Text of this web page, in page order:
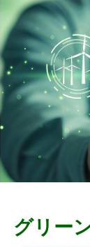
グリー